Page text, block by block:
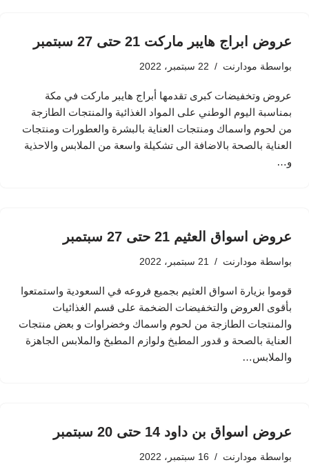
عروض ابراج هايبر ماركت 21 حتى 27 سبتمبر
بواسطة مودارنت 22 سبتمبر، 2022
عروض وتخفيضات كبرى تقدمها أبراج هايبر ماركت في مكة
بمناسبة اليوم الوطني على المواد الغذائية والمنتجات الطازجة
من لحوم واسماك ومنتجات العناية بالبشرة والعطورات ومنتجات
العناية بالصحة بالاضافة الى تشكيلة واسعة من الملابس والاحذية
و…
عروض اسواق العثيم 21 حتى 27 سبتمبر
بواسطة مودارنت 21 سبتمبر، 2022
قوموا بزيارة اسواق العثيم بجميع فروعه في السعودية واستمتعوا
بأقوى العروض والتخفيضات الضخمة على قسم الغذائيات
والمنتجات الطازجة من لحوم واسماك وخضراوات و بعض منتجات
العناية بالصحة و قدور المطبخ ولوازم المطبخ والملابس الجاهزة
والملابس…
عروض اسواق بن داود 14 حتى 20 سبتمبر
بواسطة مودارنت 16 سبتمبر، 2022